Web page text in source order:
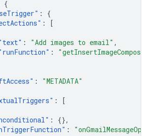
{
" :
{
" :
[
text" : "Add images to email" ,
runFunction" :
" :
"METADATA"
" :
[
" :
{},
" :